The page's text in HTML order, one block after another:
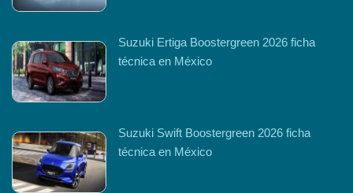
Suzuki Ertiga Boostergreen 2026 ficha
técnica en México
Suzuki Swift Boostergreen 2026 ficha
técnica en México